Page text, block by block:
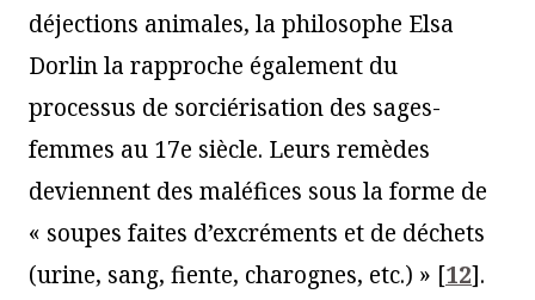
déjections animales, la philosophe Elsa
Dorlin la rapproche également du
processus de sorciérisation des sages-
femmes au 17e siècle. Leurs remèdes
deviennent des maléfices sous la forme de
« soupes faites d’excréments et de déchets
(urine, sang, fiente, charognes, etc.) » [12].